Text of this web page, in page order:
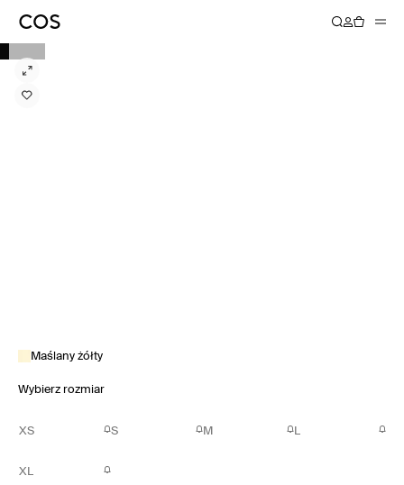
Maślany żółty
Wybierz rozmiar
XS S M L
XL